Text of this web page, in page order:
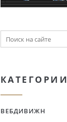
КАТЕГОРИИ
ВЕБДИВИЖН